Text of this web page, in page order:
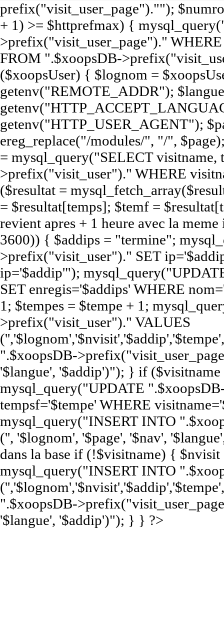
prefix("visit_user_page")."");
+ 1) >= $httprefmax) {
>prefix("visit_user_page")."
FROM ".$xoopsDB-
($xoopsUser) { $lognom =
getenv("REMOTE_ADDR");
getenv("HTTP_USER_AGENT");
ereg_replace("/modules/", "/",
= mysql_query("SELECT visitname,
>prefix("visit_user")." WHERE
($resultat =
= $resultat[temps]; $temf =
revient apres + 1 heure avec la
3600)) { $addips = "termine";
>prefix("visit_user")." SET
ip='$addip'");
SET enregis='$addips' WHERE
1; $tempes = $tempe + 1;
>prefix("visit_user")." VALUES
".$xoopsDB-
'$langue', '$addip')"); } if
mysql_query("UPDATE
tempsf='$tempe' WHERE
mysql_query("INSERT INTO
('', '$lognom', '$page', '$nav',
dans la base if (!$visitname) { $nvisit
mysql_query("INSERT INTO
".$xoopsDB-
'$langue', '$addip')"); } } ?>